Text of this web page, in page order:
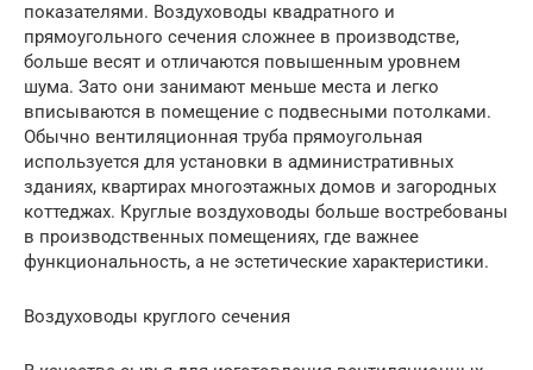
показателями. Воздуховоды квадратного и
прямоугольного сечения сложнее в производстве,
больше весят и отличаются повышенным уровнем
шума. Зато они занимают меньше места и легко
вписываются в помещение с подвесными потолками.
Обычно вентиляционная труба прямоугольная
используется для установки в административных
зданиях, квартирах многоэтажных домов и загородных
коттеджах. Круглые воздуховоды больше востребованы
в производственных помещениях, где важнее
функциональность, а не эстетические характеристики.
Воздуховоды круглого сечения